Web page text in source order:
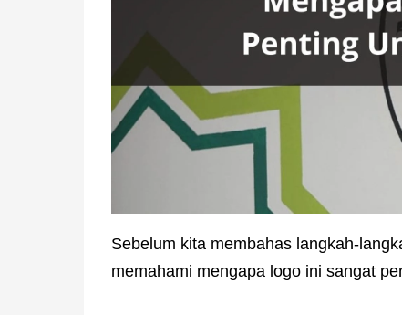
Sebelum kita membahas langkah-
memahami mengapa logo ini sangat